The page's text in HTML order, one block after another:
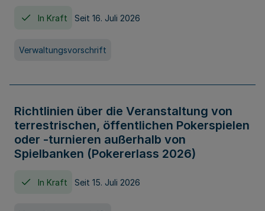
In Kraft Seit 16. Juli 2026
Verwaltungsvorschrift
Richtlinien über die Veranstaltung von
terrestrischen, öffentlichen Pokerspielen
oder -turnieren außerhalb von
Spielbanken (Pokererlass 2026)
In Kraft Seit 15. Juli 2026